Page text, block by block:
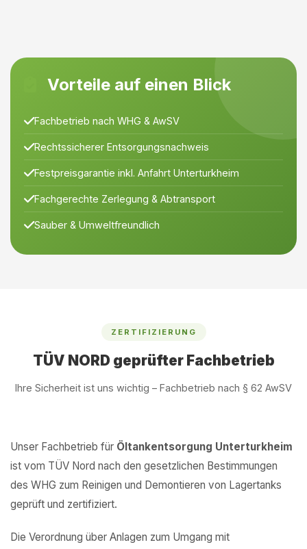
Vorteile auf einen Blick
Fachbetrieb nach WHG & AwSV
Rechtssicherer Entsorgungsnachweis
Festpreisgarantie inkl. Anfahrt Unterturkheim
Fachgerechte Zerlegung & Abtransport
Sauber & Umweltfreundlich
ZERTIFIZIERUNG
TÜV NORD geprüfter Fachbetrieb
Ihre Sicherheit ist uns wichtig – Fachbetrieb nach § 62 AwSV
Unser Fachbetrieb für Öltankentsorgung Unterturkheim
ist vom TÜV Nord nach den gesetzlichen Bestimmungen
des WHG zum Reinigen und Demontieren von Lagertanks
geprüft und zertifiziert.
Die Verordnung über Anlagen zum Umgang mit